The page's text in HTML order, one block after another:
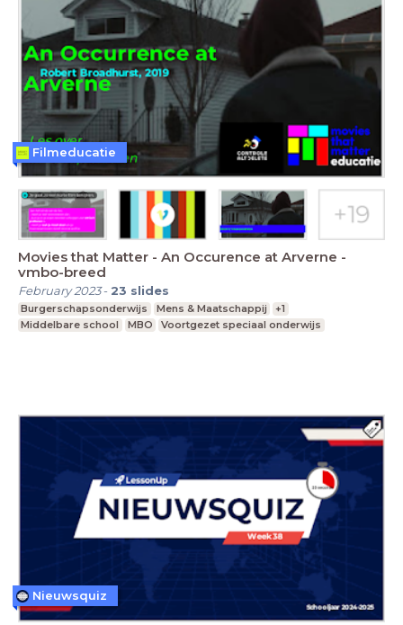
Movies that Matter - An Occurence at Arverne -
vmbo-breed
February 2023- 23 slides
Burgerschapsonderwijs Mens & Maatschappij
+1
Middelbare school
MBO Voortgezet speciaal onderwijs
Filmeducatie
Nieuwsquiz